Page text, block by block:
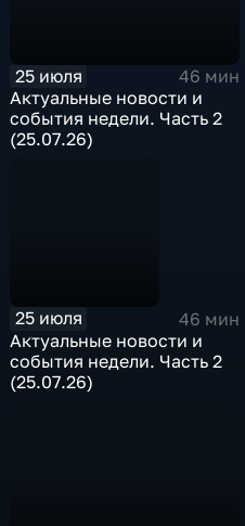
25 июля
46 мин
Актуальные новости и
события недели. Часть 2
(25.07.26)
25 июля
46 мин
Актуальные новости и
события недели. Часть 2
(25.07.26)